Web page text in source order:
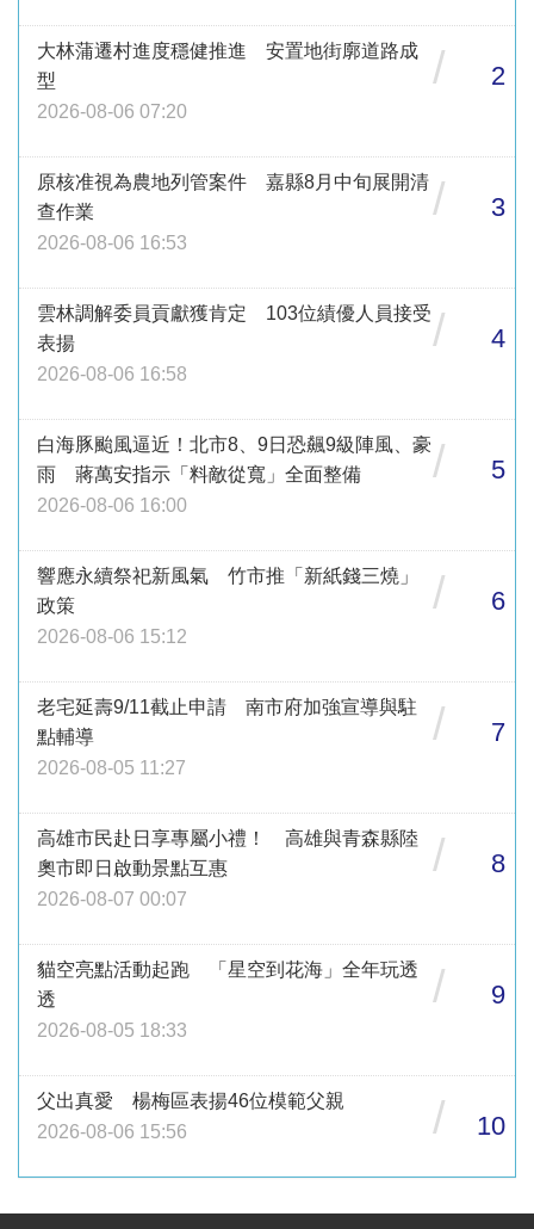
大林蒲遷村進度穩健推進 安置地街廓道路成
型
2026-08-06 07:20
/ 2
原核准視為農地列管案件 嘉縣8月中旬展開清
查作業
2026-08-06 16:53
/ 3
雲林調解委員貢獻獲肯定 103位績優人員接受
表揚
2026-08-06 16:58
/ 4
白海豚颱風逼近！北市8、9日恐飆9級陣風、豪
雨 蔣萬安指示「料敵從寬」全面整備
2026-08-06 16:00
/ 5
響應永續祭祀新風氣 竹市推「新紙錢三燒」
政策
2026-08-06 15:12
/ 6
老宅延壽9/11截止申請 南市府加強宣導與駐
點輔導
2026-08-05 11:27
/ 7
高雄市民赴日享專屬小禮！ 高雄與青森縣陸
奧市即日啟動景點互惠
2026-08-07 00:07
/ 8
貓空亮點活動起跑 「星空到花海」全年玩透
透
2026-08-05 18:33
/ 9
父出真愛 楊梅區表揚46位模範父親
2026-08-06 15:56
/ 10